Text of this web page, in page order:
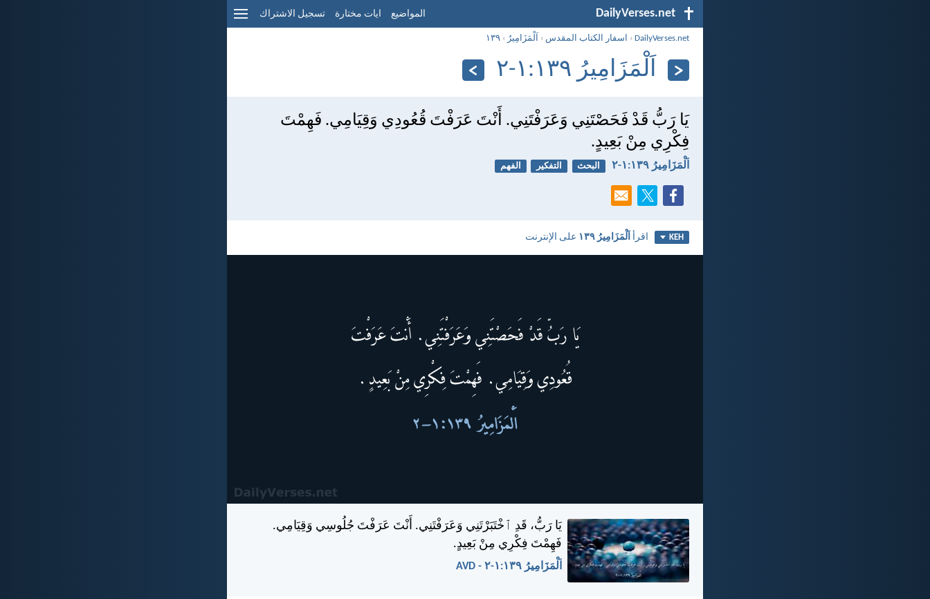
DailyVerses.net المواضيع ايات مختارة تسجيل الاشتراك
DailyVerses.net
› اسفار الكتاب المقدس › اَلْمَزَامِيرُ ›١٣٩
اَلْمَزَامِيرُ ١٣٩:‏١-‏٢
يَا رَبُّ قَدْ فَحَصْتَنِي وَعَرَفْتَنِي. أَنْتَ عَرَفْتَ قُعُودِي وَقِيَامِي. فَهِمْتَ
فِكْرِي مِنْ بَعِيدٍ.
اَلْمَزَامِيرُ ١٣٩:‏١-‏٢ البحث التفكير الفهم
KEH اقرأاَلْمَزَامِيرُ ١٣٩ على الإنترنت
يَا رَبُّ، قَدِ ٱخْتَبَرْتَنِي وَعَرَفْتَنِي. أَنْتَ عَرَفْتَ جُلُوسِي وَقِيَامِي.
فَهِمْتَ فِكْرِي مِنْ بَعِيدٍ.
اَلْمَزَامِيرُ ١٣٩:‏١-‏٢ - AVD